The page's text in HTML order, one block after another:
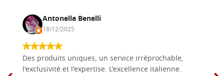
Antonella Benelli
18/12/2025
Des produits uniques, un service irréprochable,
l'exclusivité et l'expertise. L'excellence italienne.